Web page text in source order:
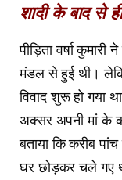
शादी के बाद से
पीड़िता वर्षा
मंडल से हुई थी।
विवाद शुरू हो गया
अक्सर अपनी मां के
बताया कि करीब
घर छोड़कर चले गए